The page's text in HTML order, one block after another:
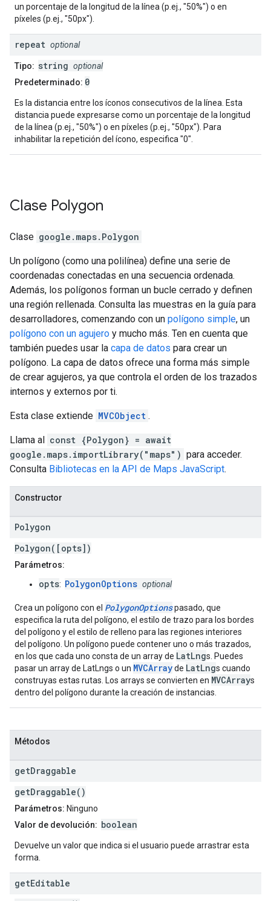
un porcentaje de la longitud de la línea (p.ej., "50%") o en
píxeles (p.ej., "50px").
repeat optional
Tipo: string optional
Predeterminado: 0
Es la distancia entre los íconos consecutivos de la línea. Esta
distancia puede expresarse como un porcentaje de la longitud
de la línea (p.ej., "50%") o en píxeles (p.ej., "50px"). Para
inhabilitar la repetición del ícono, especifica "0".
Clase Polygon
Clase google.maps. Polygon
Un polígono (como una polilínea) define una serie de
coordenadas conectadas en una secuencia ordenada.
Además, los polígonos forman un bucle cerrado y definen
una región rellenada. Consulta las muestras en la guía para
desarrolladores, comenzando con un polígono simple, un
polígono con un agujero y mucho más. Ten en cuenta que
también puedes usar la capa de datos para crear un
polígono. La capa de datos ofrece una forma más simple
de crear agujeros, ya que controla el orden de los trazados
internos y externos por ti.
Esta clase extiende MVCObject .
Llama al const {Polygon} = await
google.maps.importLibrary("maps") para acceder.
Consulta Bibliotecas en la API de Maps JavaScript.
Constructor
Polygon
Polygon([opts])
Parámetros:
opts: PolygonOptions optional
Crea un polígono con el PolygonOptionspasado, que
especifica la ruta del polígono, el estilo de trazo para los bordes
del polígono y el estilo de relleno para las regiones interiores
del polígono. Un polígono puede contener uno o más trazados,
en los que cada uno consta de un array de LatLngs. Puedes
pasar un array de LatLngs o un MVCArrayde LatLngs cuando
construyas estas rutas. Los arrays se convierten en MVCArrays
dentro del polígono durante la creación de instancias.
Métodos
getDraggable
getDraggable()
Parámetros: Ninguno
Valor de devolución: boolean
Devuelve un valor que indica si el usuario puede arrastrar esta
forma.
getEditable